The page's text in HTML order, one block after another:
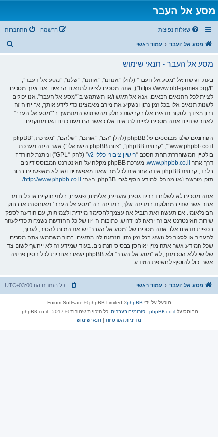
מסע אל העבר
שאלות נפוצות התחברות הרשמה
מסע אל העבר עמוד ראשי
מסע אל העבר - תנאי שימוש
בעת הגישה אל “מסע אל העבר” (להלן “אנחנו”, “אותנו”, “שלנו”, “מסע אל העבר”,
“https://www.old-games.org/f”), אתה מסכים לציית לתנאים הבאים. אם אינך מסכים
לציית לכל התנאים הבאים, אנא אל תיגש ו/או תשתמש ב־“מסע אל העבר”. אנו יכולים
לשנות תנאים אלו בכל זמן נתון ונשקיע את מירב מאמצינו כדי לידע אותך, אך יהיה זה
נבון מצידך לסקור תנאים אלו בקביעות כחלק מהשימוש המתמשך ב־“מסע אל העבר”.
לאחר שינויים אתה מסכים לציית לתנאים אלו כאשר הם מעודכנים ו/או מתוקנים.
הפורומים שלנו מבוססים על phpBB (להלן “הם”, “אותם”, “שלהם”, “מערכת phpBB”,
“www.phpbb.co.il”, “קבוצת phpBB”, “צוות phpBB הישראלי”) אשר הינה מערכת
בולטיין המשוחררת תחת הסכם “רישיון ציבורי כללי v2
” (להלן “GPL”) וניתנת להורדה
דרך אתר www.phpbb.co.il
. מערכת phpBB מקלה על האינטרנט המבוסס דיונים
בלבד, קבוצת phpBB אינה אחראית לכל מה שאנו מאפשרים ו/או לא מאפשרים בתור
תוכן מורשה ו/או מנוהל. למידע נוסף לגבי phpBB, ראה:
http://www.phpbb.co.il/
.
אתה מסכים לא לשלוח דברים גסים, גזעניים, אלימים, פוגעים, בלתי חוקיים או כל חומר
אחר אשר שנוי במחלוקת במדינה שלך, במדינה בה “מסע אל העבר” מאוחסנת או בחוק
הבינלאומי. אם תעשה זאת תוביל את עצמך לחסימה מיידית ולצמיתות, עם הודעה לספק
שירות האינטרנט אם זה יראה לנו דרוש. כתובות ה־IP של כל ההודעות נשמרות כדי לעזור
בכפיית תנאים אלו. אתה מסכים של “מסע אל העבר” יש את הזכות להסיר, לערוך,
להעביר או לסגור כל נושא בכל זמן נתון הנראה לנו מתאים. בתור משתמש אתה מסכים
שכל המידע אשר אתה מזין יאוחסן בבסיס הנתונים. בעוד שמידע זה לא ייחשף לשום צד
שלישי ללא הסכמתך, לא “מסע אל העבר” ולא phpBB ישאו באחריות לכל ניסיון פריצה
אשר יכול להוסיף לחשיפת המידע.
מסע אל העבר עמוד ראשי כל הזמנים הם UTC+03:00
מופעל על ידי phpBB
® Forum Software © phpBB Limited
מבוסס עלphpBB.co.il - פורומים בעברית
. כל הזכויות שמורות © 2017 - phpBB.co.il.
מדיניות הפרטיות | תנאי שימוש